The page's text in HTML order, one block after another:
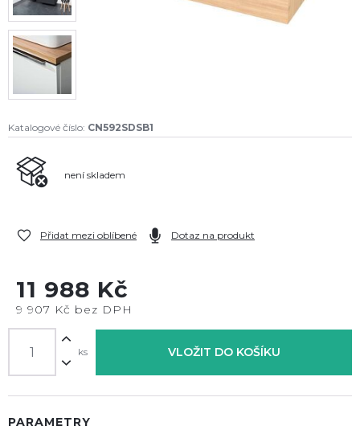
Katalogové číslo: CN592SDSB1
není skladem
Přidat mezi oblíbené Dotaz na produkt
11 988 Kč
9 907 Kč bez DPH
ks VLOŽIT DO KOŠÍKU
PARAMETRY